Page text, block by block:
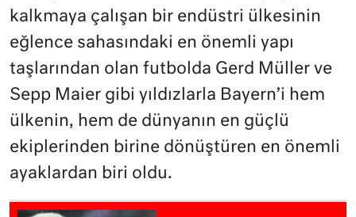
kalkmaya çalışan bir endüstri ülkesinin
eğlence sahasındaki en önemli yapı
taşlarından olan futbolda Gerd Müller ve
Sepp Maier gibi yıldızlarla Bayern’i hem
ülkenin, hem de dünyanın en güçlü
ekiplerinden birine dönüştüren en önemli
ayaklardan biri oldu.